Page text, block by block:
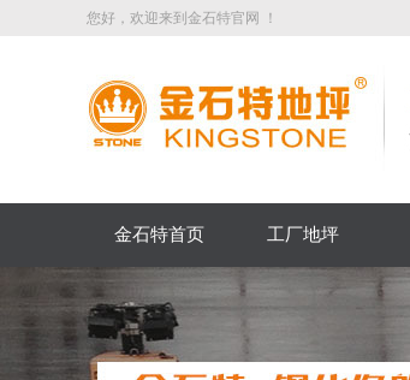
您好，欢迎来到金石特官网 ！
金石特首页 工厂地坪